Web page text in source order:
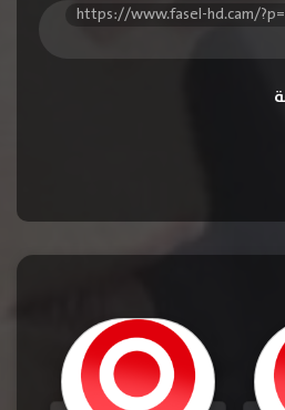
https://www.fasel-hd.cam/